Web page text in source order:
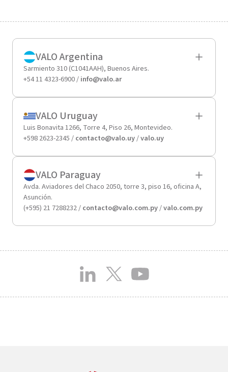
VALO Argentina
Sarmiento 310 (C1041AAH), Buenos Aires.
+54 11 4323-6900 /info@valo.ar
VALO Uruguay
Luis Bonavita 1266, Torre 4, Piso 26, Montevideo.
+598 2623-2345 /contacto@valo.uy/valo.uy
VALO Paraguay
Avda. Aviadores del Chaco 2050, torre 3, piso 16, oficina A,
Asunción.
(+595) 21 7288232 /contacto@valo.com.py/valo.com.py